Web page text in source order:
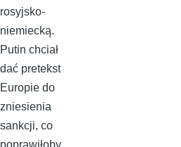
rosyjsko-
niemiecką.
Putin chciał
dać pretekst
Europie do
zniesienia
sankcji, co